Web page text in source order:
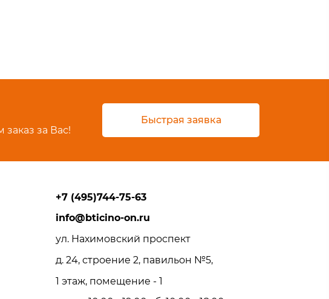
за Вас!
Быстрая заявка
+7 (495)744-75-63
info@bticino-on.ru
ул. Нахимовский проспект
д. 24, строение 2, павильон №5,
1 этаж, помещение - 1